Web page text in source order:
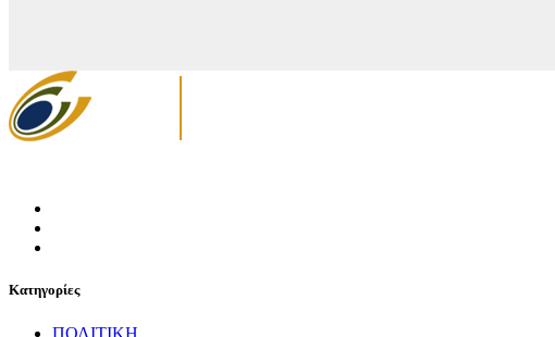
Κατηγορίες
ΠΟΛΙΤΙΚΗ